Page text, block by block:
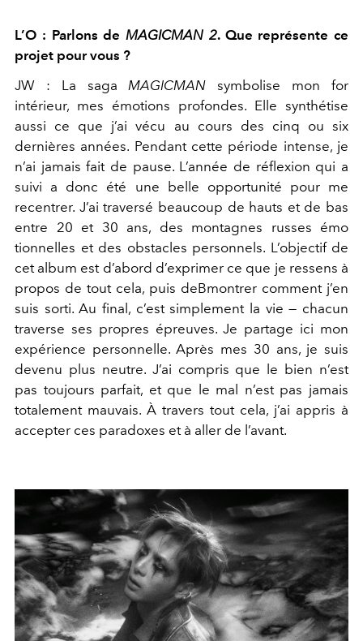
L’O : Parlons de MAGICMAN 2. Que représente ce
projet pour vous ?
JW : La saga MAGICMAN symbolise mon for
intérieur, mes émotions profondes. Elle synthétise
aussi ce que j’ai vécu au cours des cinq ou six
dernières années. Pendant cette période intense, je
n’ai jamais fait de pause. L’année de réflexion qui a
suivi a donc été une belle opportunité pour me
recentrer. J’ai traversé beaucoup de hauts et de bas
entre 20 et 30 ans, des montagnes russes émo
tionnelles et des obstacles personnels. L’objectif de
cet album est d’abord d’exprimer ce que je ressens à
propos de tout cela, puis deBmontrer comment j’en
suis sorti. Au final, c’est simplement la vie — chacun
traverse ses propres épreuves. Je partage ici mon
expérience personnelle. Après mes 30 ans, je suis
devenu plus neutre. J’ai compris que le bien n’est
pas toujours parfait, et que le mal n’est pas jamais
totalement mauvais. À travers tout cela, j’ai appris à
accepter ces paradoxes et à aller de l’avant.